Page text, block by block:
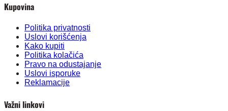
Kupovina
Politika privatnosti
Uslovi korišćenja
Kako kupiti
Politika kolačića
Pravo na odustajanje
Uslovi isporuke
Reklamacije
Važni linkovi